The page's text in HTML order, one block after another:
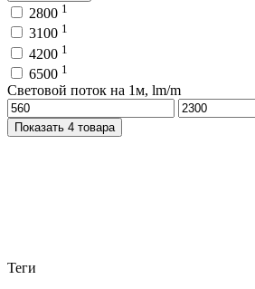
2800 1
3100 1
4200 1
6500 1
Световой поток на 1м, lm/m
Показать 4 товара
Теги